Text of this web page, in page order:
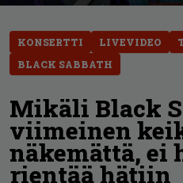
KONSERTTI LIVEVIDEO
BLACK SABBATH
Mikäli Black
viimeinen
näkemättä, ei
rientää hätiin